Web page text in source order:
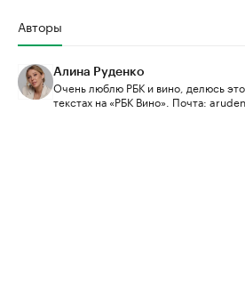
Авторы
Алина Руденко
Очень люблю РБК и вино, делюсь
текстах на «РБК Вино». Почта: